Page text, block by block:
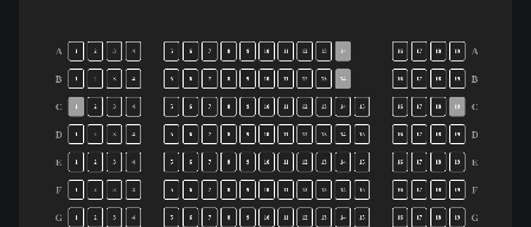
A
B
C
D
E
F
G
A
B
C
D
E
F
G
1 2 3 4 5 6 7 8 9 10 11 12 13 14 16 17 18 19
1 2 3 4 5 6 7 8 9 10 11 12 13 14 16 17 18 19
1 2 3 4 5 6 7 8 9 10 11 12 13 14 15 16 17 18 19
1 2 3 4 5 6 7 8 9 10 11 12 13 14 15 16 17 18 19
2 3 4 5 6 7 8 9 10 12 13 14 15 16 17 18 19
1 2 3 4 5 6 7 8 9 10 11 12 13 14 15 16 17 18 19
2 3 4 5 6 7 8 9 10 12 13 14 15 16 17 18 19